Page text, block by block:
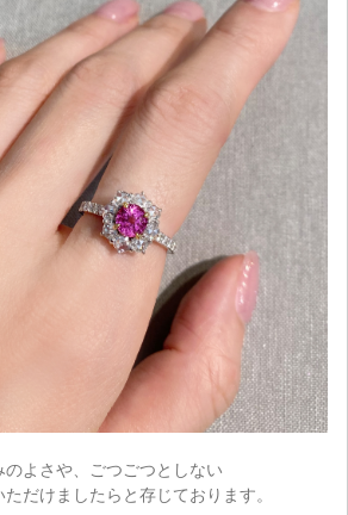
のよさや、ごつごつとしない
だけましたらと存じております。
ご注文手続き